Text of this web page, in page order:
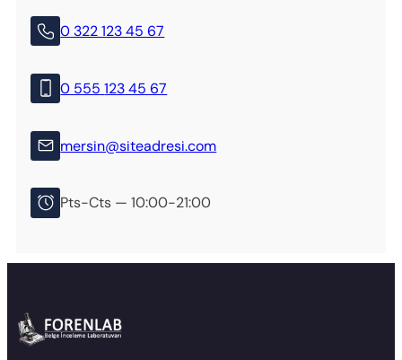
0 322 123 45 67
0 555123 45 67
mersin@siteadresi.com
Pts-Cts — 10:00-21:00